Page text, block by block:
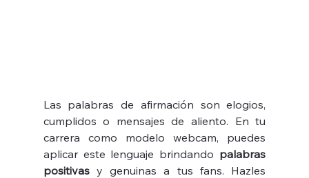
Las palabras de afirmación son elogios,
cumplidos o mensajes de aliento. En tu
carrera como modelo webcam, puedes
aplicar este lenguaje brindando palabras
positivas y genuinas a tus fans. Hazles